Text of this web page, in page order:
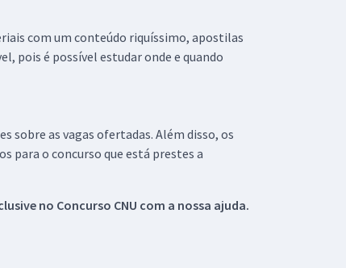
com um conteúdo riquíssimo, apostilas
pois é possível estudar onde e quando
sobre as vagas ofertadas. Além disso, os
para o concurso que está prestes a
no Concurso CNU com a nossa ajuda.